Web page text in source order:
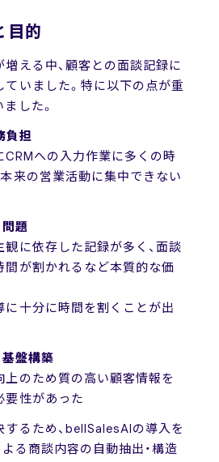
目的
える中、顧客との面談記録に
いました。特に以下の点が重
した。
負担
への入力作業に多くの時
来の営業活動に集中できない
題
に依存した記録が多く、面談
間が割かれるなど本質的な価
に十分に時間を割くことが出
盤構築
のため質の高い顧客情報を
要性があった
るため、bellSalesAIの導入を
る商談内容の自動抽出・構造